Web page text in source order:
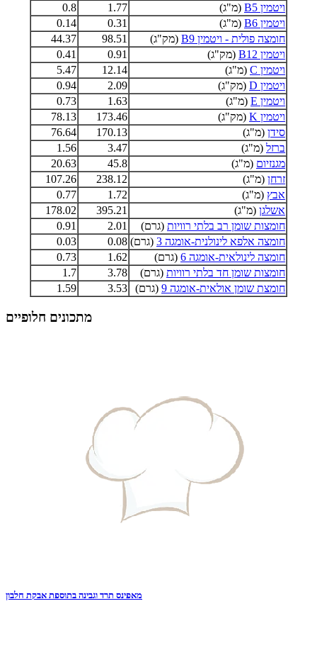
ויטמין B5
(מ"ג) 1.77
0.8
ויטמין B6
(מ"ג) 0.31
0.14
חומצה פולית - ויטמין B9
(מק"ג) 98.51
44.37
ויטמין B12
(מק"ג) 0.91
0.41
ויטמין C
(מ"ג) 12.14
5.47
ויטמין D
(מק"ג) 2.09
0.94
ויטמין E
(מ"ג) 1.63
0.73
ויטמין K
(מק"ג) 173.46
78.13
סידן (מ"ג) 170.13
76.64
ברזל (מ"ג) 3.47
1.56
מגנזיום (מ"ג) 45.8
20.63
זרחן (מ"ג) 238.12
107.26
אבץ (מ"ג) 1.72
0.77
אשלגן (מ"ג) 395.21
178.02
חומצות שומן רב בלתי רוויות (גרם) 2.01
0.91
חומצה אלפא לינולנית-אומגה 3
(גרם) 0.08
0.03
חומצה לינולאית-אומגה 6
(גרם) 1.62
0.73
חומצות שומן חד בלתי רוויות (גרם) 3.78
1.7
חומצת שומן אולאית-אומגה 9
(גרם) 3.53
1.59
מתכונים חלופיים
מאפינס תרד וגבינה בתוספת אבקת חלבון